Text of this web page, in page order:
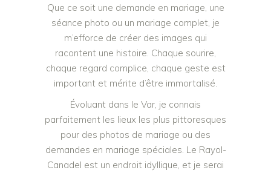
Que ce soit une demande en mariage, une
séance photo ou un mariage complet, je
m’efforce de créer des images qui
racontent une histoire. Chaque sourire,
chaque regard complice, chaque geste est
important et mérite d’être immortalisé.
Évoluant dans le Var, je connais
parfaitement les lieux les plus pittoresques
pour des photos de mariage ou des
demandes en mariage spéciales. Le Rayol-
Canadel est un endroit idyllique, et je serai